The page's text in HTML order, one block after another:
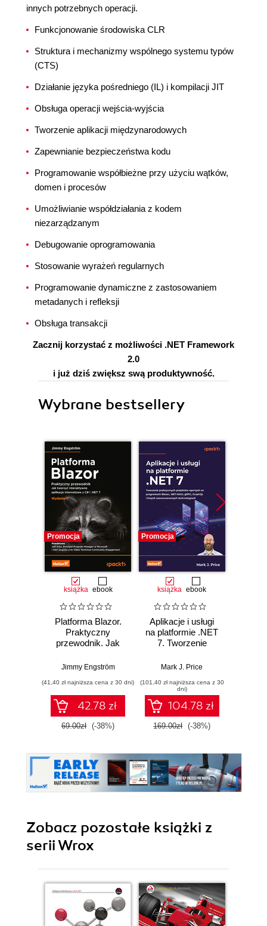
innych potrzebnych operacji.
Funkcjonowanie środowiska CLR
Struktura i mechanizmy wspólnego systemu typów
(CTS)
Działanie języka pośredniego (IL) i kompilacji JIT
Obsługa operacji wejścia-wyjścia
Tworzenie aplikacji międzynarodowych
Zapewnianie bezpieczeństwa kodu
Programowanie współbieżne przy użyciu wątków,
domen i procesów
Umożliwianie współdziałania z kodem
niezarządzanym
Debugowanie oprogramowania
Stosowanie wyrażeń regularnych
Programowanie dynamiczne z zastosowaniem
metadanych i refleksji
Obsługa transakcji
Zacznij korzystać z możliwości .NET Framework
2.0
i już dziś zwiększ swą produktywność.
Wybrane bestsellery
Promocja
książka ebook
Platforma Blazor.
Praktyczny
przewodnik. Jak
interaktywne
internetowe z C# i
.NET 7. Wydanie II
Jimmy Engström
(41,40 zł najniższa cena z 30 dni)
42.78 zł
69.00zł (-38%)
Promocja
książka ebook
Aplikacje i usługi
na platformie .NET
7. Tworzenie
projektów opartych
Blazor, .NET
MAUI, gRPC,
GraphQL i innych
zaawansowanych
technologiach
Mark J. Price
(101,40 zł najniższa cena z 30
dni)
104.78 zł
169.00zł (-38%)
Zobacz pozostałe książki z
serii Wrox